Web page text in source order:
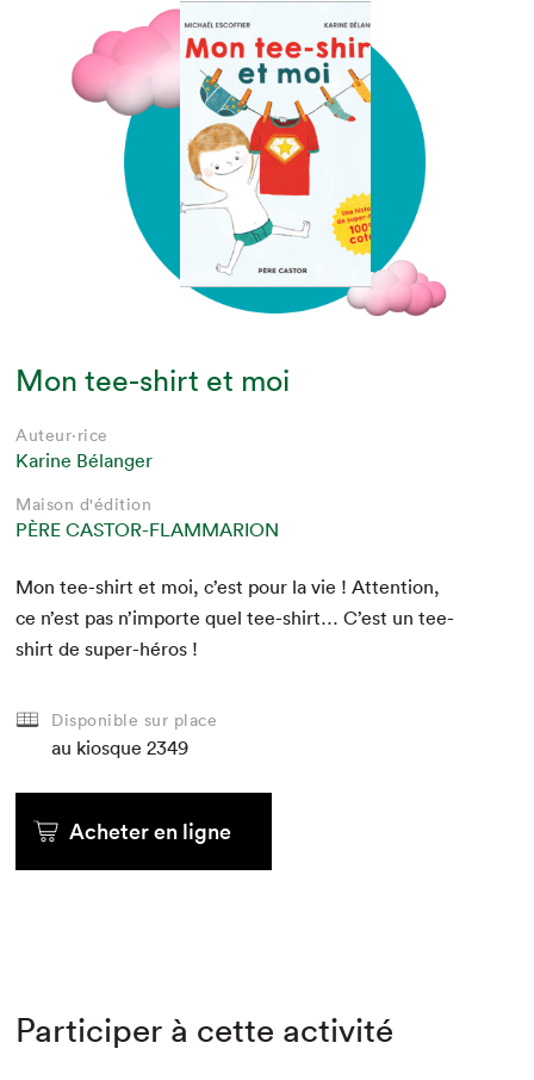
Mon tee-shirt et moi
Auteur·rice
Karine Bélanger
Maison d'édition
PÈRE CASTOR-FLAMMARION
Mon tee-shirt et moi, c’est pour la vie ! Atten­tion,
ce n’est pas n’importe quel tee-shirt… C’est un tee-
shirt de super-héros !
Disponible sur place
au kiosque 2349
Acheter en ligne
Participer à cette activité